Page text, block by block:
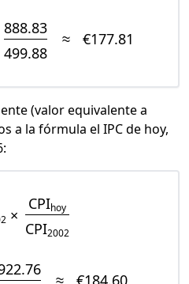
888.83
499.88
≈ €177.81
(valor equivalente a
a la fórmula el IPC de hoy,
×
CPIhoy
CPI2002
≈ €184.60